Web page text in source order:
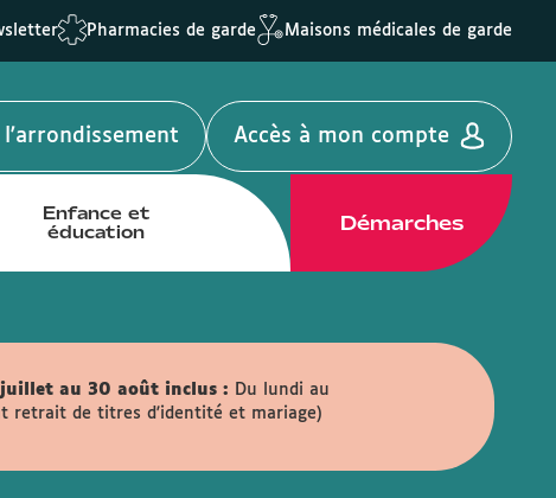
Pharmacies de garde Maisons médicales de garde
l'arrondissement Accès à mon compte
Enfance et
éducation
Démarches
juillet au 30 août inclus :
Du lundi au
retrait de titres d'identité et mariage)